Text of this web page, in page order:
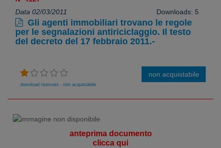
Data 02/03/2011
Downloads: 5
Gli agenti immobiliari trovano le regole
per le segnalazioni antiriciclaggio. Il testo
del decreto del 17 febbraio 2011.-
download riservato - non acquistabile
non acquistabile
anteprima documento
clicca qui